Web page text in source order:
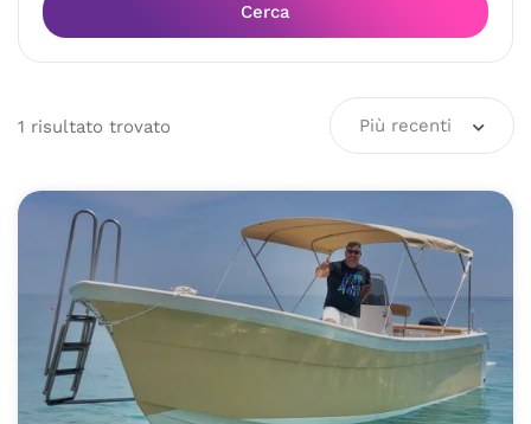
Cerca
1 risultato trovato Più recenti